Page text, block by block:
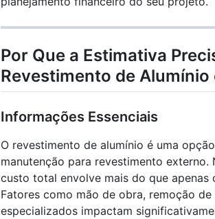
Por Que a Estimativa
Revestimento de
Informações Essenciais
O revestimento de alumínio é uma
manutenção para revestimento externo.
custo total envolve mais do que apenas
Fatores como mão de obra, remoção
especializados impactam